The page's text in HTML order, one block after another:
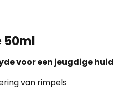
50ml
voor een jeugdige huid
van rimpels